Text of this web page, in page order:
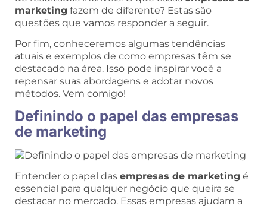
marketing fazem de diferente? Estas são
questões que vamos responder a seguir.
Por fim, conheceremos algumas tendências
atuais e exemplos de como empresas têm se
destacado na área. Isso pode inspirar você a
repensar suas abordagens e adotar novos
métodos. Vem comigo!
Definindo o papel das empresas
de marketing
Entender o papel das empresas de marketing é
essencial para qualquer negócio que queira se
destacar no mercado. Essas empresas ajudam a